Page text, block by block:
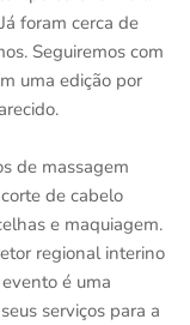
foram cerca de
Seguiremos com
uma edição por
de massagem
de cabelo
e maquiagem.
regional interino
é uma
serviços para a